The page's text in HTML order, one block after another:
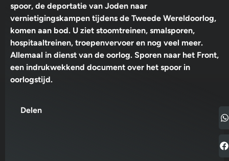
spoor, de deportatie van Joden naar
vernietigingskampen tijdens de Tweede Wereldoorlog,
komen aan bod. U ziet stoomtreinen, smalsporen,
hospitaaltreinen, troepenvervoer en nog veel meer.
Allemaal in dienst van de oorlog. Sporen naar het Front,
een indrukwekkend document over het spoor in
oorlogstijd.
Delen